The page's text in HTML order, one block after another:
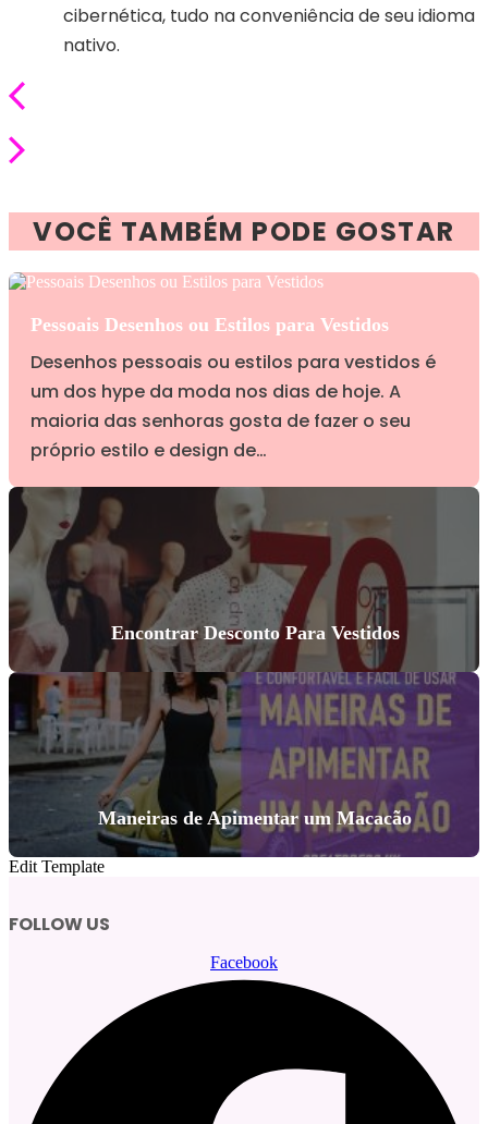
cibernética, tudo na conveniência de seu idioma
nativo.
VOCÊ TAMBÉM PODE GOSTAR
Pessoais Desenhos ou Estilos para Vestidos
Desenhos pessoais ou estilos para vestidos é
um dos hype da moda nos dias de hoje. A
maioria das senhoras gosta de fazer o seu
próprio estilo e design de…
Encontrar Desconto Para Vestidos
Maneiras de Apimentar um Macacão
Edit Template
FOLLOW US
Facebook